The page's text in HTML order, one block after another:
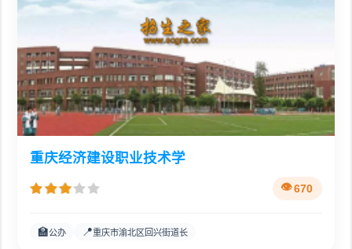
重庆经济建设职业技术学
670
🏫公办 📍重庆市渝北区回兴街道长